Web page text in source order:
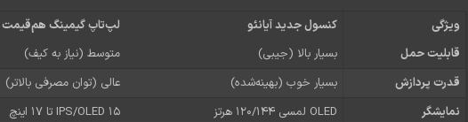
ویژگی کنسول جدید آیانئو
لپ‌تاپ گیمینگ هم‌قیمت
قابلیت حمل
بسیار بالا (جیبی)
متوسط (نیاز به کیف)
قدرت پردازش
بسیار خوب (بهینه‌شده)
عالی (توان مصرفی بالاتر)
نمایشگر
OLED لمسی ۱۲۰/۱۴۴ هرتز
IPS/OLED ۱۵ تا ۱۷ اینچ